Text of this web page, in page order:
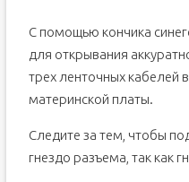
С помощью кончика
для открывания
трех ленточных кабелей
материнской платы.
Следите за тем, чтобы
гнездо разъема, так как